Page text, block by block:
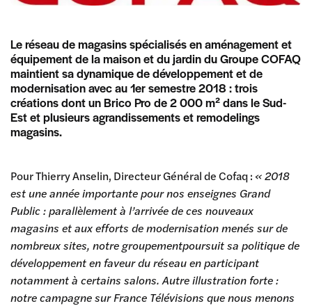
Le réseau de magasins spécialisés en aménagement et
équipement de la maison et du jardin du Groupe COFAQ
maintient sa dynamique de développement et de
modernisation avec au 1er semestre 2018 : trois
créations dont un Brico Pro de 2 000 m² dans le Sud-
Est et plusieurs agrandissements et remodelings
magasins.
Pour Thierry Anselin, Directeur Général de Cofaq :« 2018
est une année importante pour nos enseignes Grand
Public : parallèlement à l’arrivée de ces nouveaux
magasins et aux efforts de modernisation menés sur de
nombreux sites, notre groupementpoursuit sa politique de
développement en faveur du réseau en participant
notamment à certains salons. Autre illustration forte :
notre campagne sur France Télévisions que nous menons